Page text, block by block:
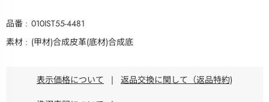
品番
010IST55-4481
素材
(甲材)合成皮革(底材)合成底
表示価格について | 返品交換に関して（返品特約)